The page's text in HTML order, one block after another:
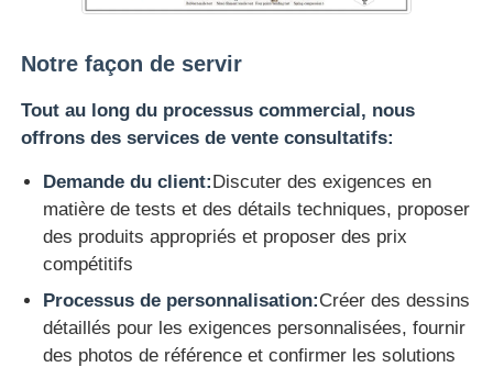
Notre façon de servir
Tout au long du processus commercial, nous
offrons des services de vente consultatifs:
Demande du client:Discuter des exigences en
matière de tests et des détails techniques, proposer
des produits appropriés et proposer des prix
compétitifs
Processus de personnalisation:Créer des dessins
détaillés pour les exigences personnalisées, fournir
des photos de référence et confirmer les solutions